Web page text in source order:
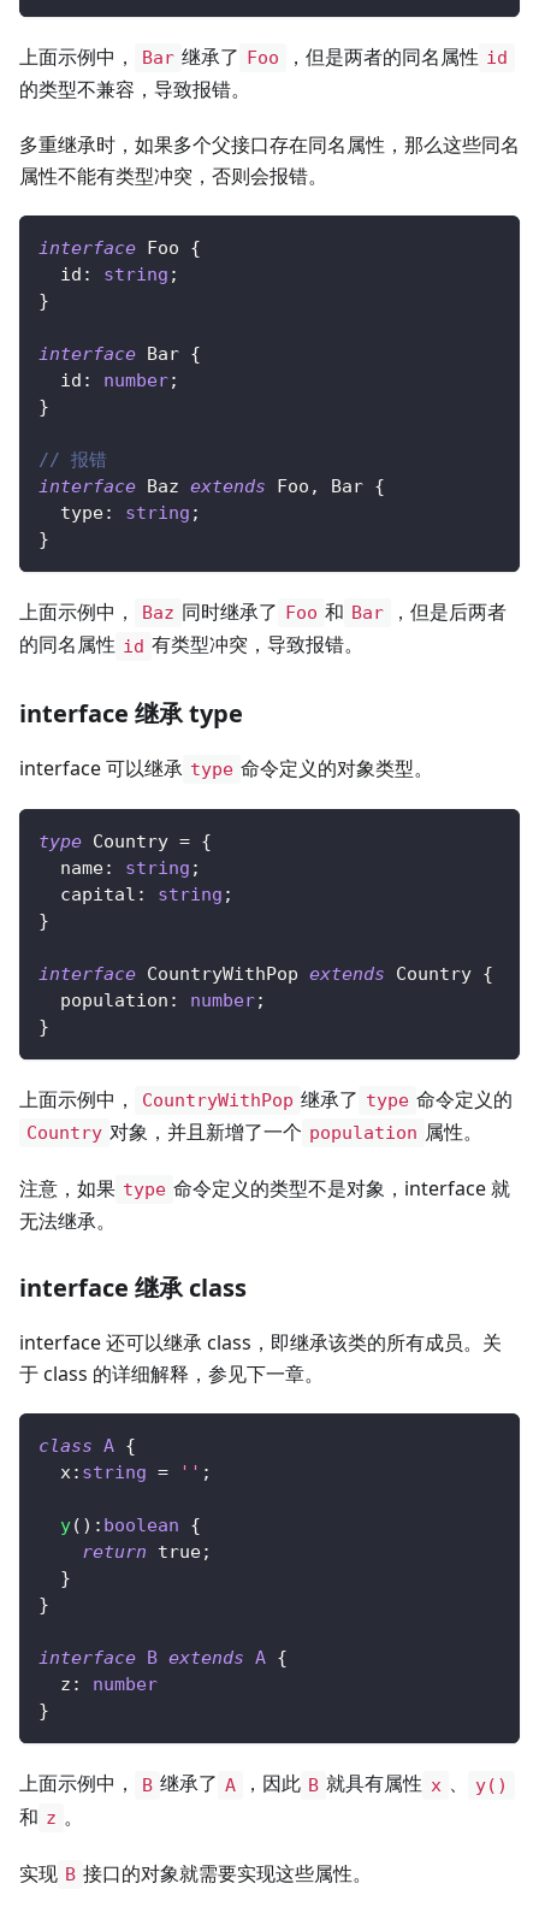
上面示例中， Bar 继承了 Foo ，但是两者的同名属性 id
的类型不兼容，导致报错。
多重继承时，如果多个父接口存在同名属性，那么这些同名
属性不能有类型冲突，否则会报错。
interface Foo
{
  id
: string ;
}
interface Bar {
  id
: number;
}
// 报错
interface Baz extends Foo , Bar {
  type
: string ;
}
上面示例中， Baz 同时继承了 Foo 和 Bar
，但是后两者
的同名属性 id 有类型冲突，导致报错。
interface 继承 type
interface 可以继承 type 命令定义的对象类型。
type Country = {
  name
: string ;
  capital
: string ;
}
interface CountryWithPop extends Country {
  population
: number;
}
上面示例中， CountryWithPop 继承了 type 命令定义的
Country 对象，并且新增了一个 population 属性。
注意，如果 type 命令定义的类型不是对象，interface 就
无法继承。
interface 继承 class
interface 还可以继承 class，即继承该类的所有成员。关
于 class 的详细解释，参见下一章。
class A {
  x
: string = '' ;
y( ) : boolean
{
return
true;
}
}
interface B extends A {
  z
:
number
}
上面示例中， B 继承了 A ，因此 B 就具有属性 x 、 y()
和 z 。
实现 B 接口的对象就需要实现这些属性。